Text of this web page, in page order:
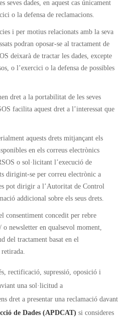
seves dades, en aquest cas únicament
o la defensa de reclamacions.
i per motius relacionats amb la seva
podran oposar-se al tractament de
deixarà de tractar les dades, excepte
o l’exercici o la defensa de possibles
dret a la portabilitat de les seves
facilita aquest dret a l’interessat que
aquests drets mitjançant els
en els correus electrònics
o sol·licitant l’execució de
dirigint-se per correu electrònic a
pot dirigir a l’Autoritat de Control
addicional sobre els seus drets.
consentiment concedit per rebre
newsletter en qualsevol moment,
del tractament basat en el
rectificació, supressió, oposició i
una sol·licitud a
dret a presentar una reclamació davant
de Dades (APDCAT) si consideres